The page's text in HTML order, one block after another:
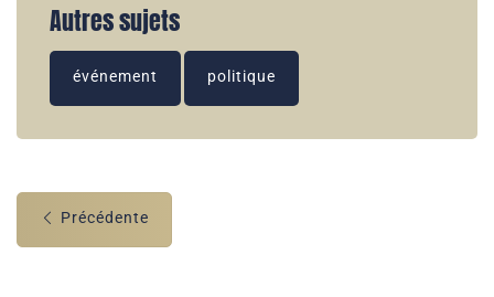
Autres sujets
événement politique
Précédente